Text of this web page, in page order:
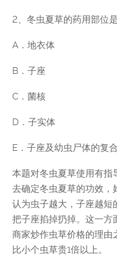
2、冬虫夏草的药用部位是
A．地衣体
B．子座
C．菌核
D．子实体
E．子座及幼虫尸体的复
本题对冬虫夏草使用有指
去确定冬虫夏草的功效，
认为虫子越大，子座越短
把子座掐掉扔掉。这一方
商家炒作虫草价格的理由
比小个虫草贵1倍以上。